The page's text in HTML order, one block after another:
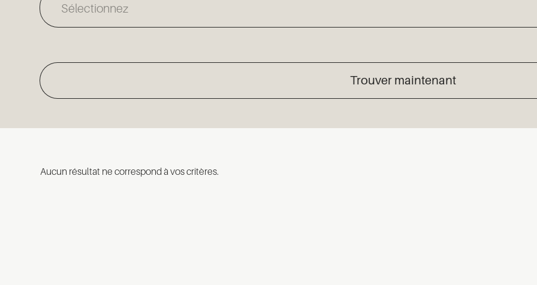
Sélectionnez
Trouver maintenant
Aucun résultat ne correspond à vos critères.